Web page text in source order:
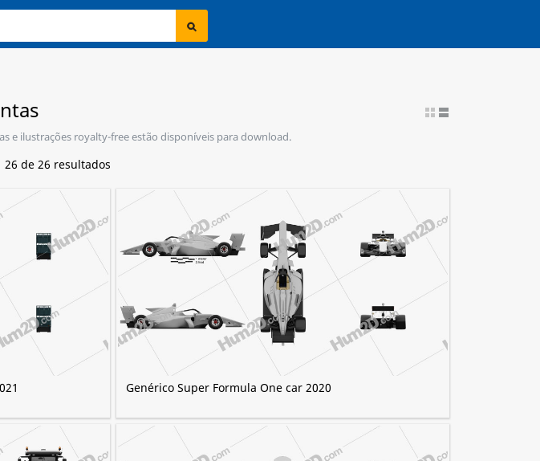
e ilustrações royalty-free estão disponíveis para download.
26 de 26 resultados
Genérico Super Formula One car 2020